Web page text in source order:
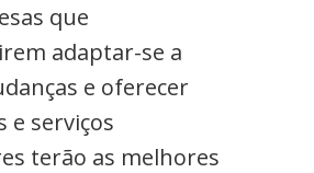
que
adaptar-se a
e oferecer
e serviços
terão as melhores